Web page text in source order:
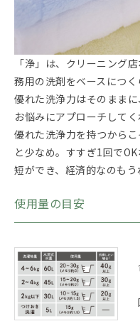
「浄」は、クリーニング
務用の洗剤をベースにつ
優れた洗浄力はそのまま
お悩みにアプローチしてく
優れた洗浄力を持つから
と少なめ。すすぎ1回で
短ができ、経済的なのもう
使用量の目安